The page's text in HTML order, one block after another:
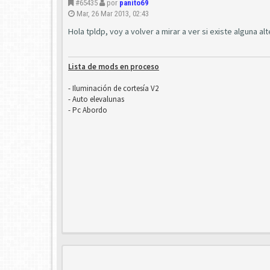
#65435 por panito69
Mar, 26 Mar 2013, 02:43
Hola tpldp, voy a volver a mirar a ver si existe alguna
Lista de mods en proceso
- Iluminación de cortesía V2
- Auto elevalunas
- Pc Abordo